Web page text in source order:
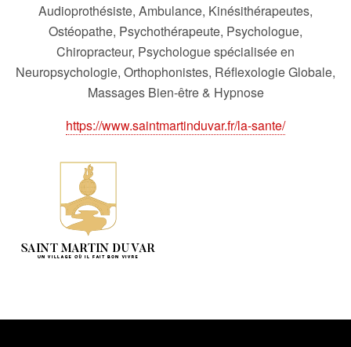
Audioprothésiste, Ambulance, Kinésithérapeutes,
Ostéopathe, Psychothérapeute, Psychologue,
Chiropracteur, Psychologue spécialisée en
Neuropsychologie, Orthophonistes, Réflexologie Globale,
Massages Bien-être & Hypnose
https://www.saintmartinduvar.fr/la-sante/